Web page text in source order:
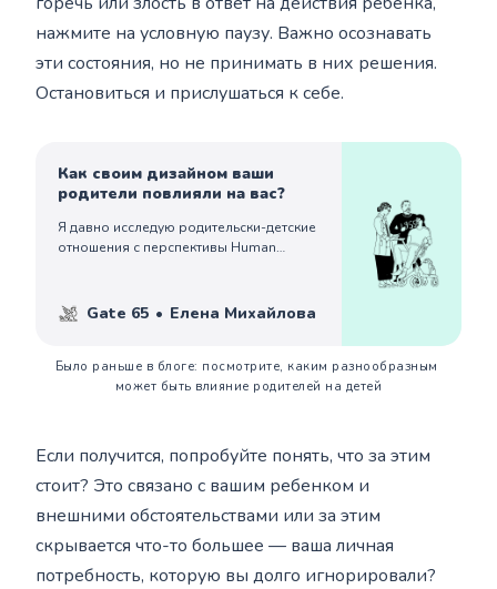
нажмите на условную паузу. Важно осознавать
эти состояния, но не принимать в них решения.
Остановиться и прислушаться к себе.
Как своим дизайном ваши
родители повлияли на вас?
Я давно исследую родительски-детские
отношения с перспективы Human
мамы» от взрослых клиентов я слышу
чаще, чем хотелось.
Gate 65 Елена Михайлова
Было раньше в блоге: посмотрите, каким разнообразным
может быть влияние родителей на детей
Если получится, попробуйте понять, что за этим
стоит? Это связано с вашим ребенком и
внешними обстоятельствами или за этим
скрывается что-то большее — ваша личная
потребность, которую вы долго игнорировали?